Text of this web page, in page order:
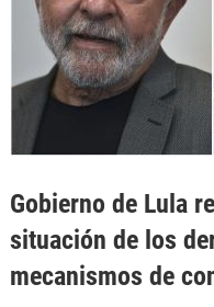
Gobierno de Lula
situación de los
mecanismos de